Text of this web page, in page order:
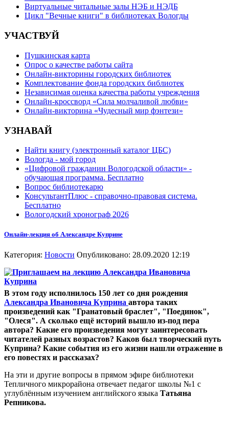
Виртуальные читальные залы НЭБ и НЭДБ
Цикл "Вечные книги" в библиотеках Вологды
УЧАСТВУЙ
Пушкинская карта
Опрос о качестве работы сайта
Онлайн-викторины городских библиотек
Комплектование фонда городских библиотек
Независимая оценка качества работы учреждения
Онлайн-кроссворд «Сила молчаливой любви»
Онлайн-викторина «Чудесный мир фэнтези»
УЗНАВАЙ
Найти книгу (электронный каталог ЦБС)
Вологда - мой город
«Цифровой гражданин Вологодской области» -
обучающая программа. Бесплатно
Вопрос библиотекарю
КонсультантПлюс - справочно-правовая система.
Бесплатно
Вологодский хронограф 2026
Онлайн-лекция об Александре Куприне
Категория: Новости Опубликовано: 28.09.2020 12:19
В этом году исполнилось 150 лет со дня рождения
Александра Ивановича Куприна автора таких
произведений как "Гранатовый браслет", "Поединок",
"Олеся". А сколько ещё историй вышло из-под пера
автора? Какие его произведения могут заинтересовать
читателей разных возрастов? Каков был творческий путь
Куприна? Какие события из его жизни нашли отражение в
его повестях и рассказах?
На эти и другие вопросы в прямом эфире библиотеки
Тепличного микрорайона отвечает педагог школы №1 с
углублённым изучением английского языка Татьяна
Репникова.